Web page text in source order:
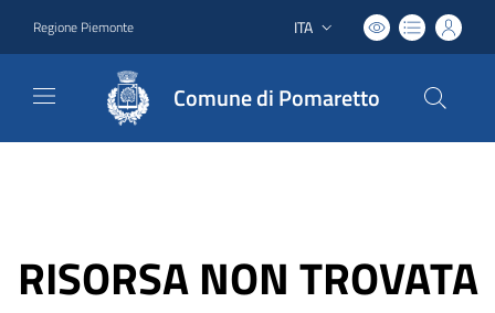
Regione Piemonte Lingua attiva:
ITA
Comune di Pomaretto
RISORSA NON TROVATA